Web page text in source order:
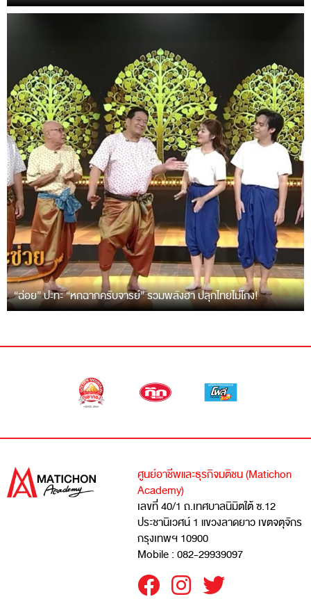
“ฉ่อย” ปะทะ “หกฉากครับจารย์” รวมพลังฮา ปลุกไทยไม่โกง!
ศูนย์อาชีพและธุรกิจมติชน (Matichon
Academy)
เลขที่ 40/1 ถ.เทศบาลนิมิตใต้ ซ.12
ประชานิเวศน์ 1 แขวงลาดยาว เขตจตุจักร
กรุงเทพฯ 10900
Mobile : 082-29939097